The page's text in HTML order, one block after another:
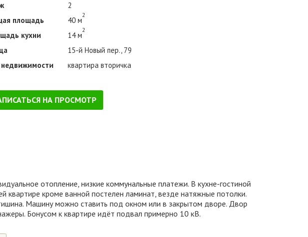
2
площадь
40 м
2
кухни 14 м
2
15-й Новый пер., 79
недвижимости
квартира вторичка
НА ПРОСМОТР
отопление, низкие коммунальные платежи. В кухне-гостиной
квартире кроме ванной постелен ламинат, везде натяжные потолки.
Машину можно ставить под окном или в закрытом дворе. Двор
Бонусом к квартире идёт подвал примерно 10 кВ.